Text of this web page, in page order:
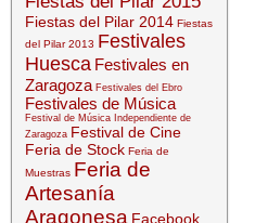
Fiestas del Pilar 2014 Fiestas
del Pilar 2013 Festivales
Huesca Festivales en
Zaragoza Festivales del Ebro
Festivales de Música
Festival de Música Independiente de
Zaragoza Festival de Cine
Feria de Stock Feria de
Muestras Feria de
Artesanía
Aragonesa Facebook